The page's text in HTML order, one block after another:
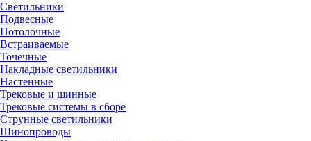
Светильники
Подвесные
Потолочные
Встраиваемые
Точечные
Накладные светильники
Настенные
Трековые и шинные
Трековые системы в сборе
Струнные светильники
Шинопроводы